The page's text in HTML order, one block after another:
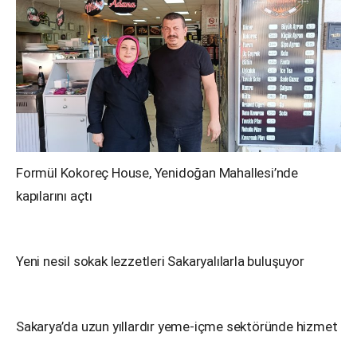
Formül Kokoreç House, Yenidoğan Mahallesi’nde
kapılarını açtı
Yeni nesil sokak lezzetleri Sakaryalılarla buluşuyor
Sakarya’da uzun yıllardır yeme-içme sektöründe hizmet